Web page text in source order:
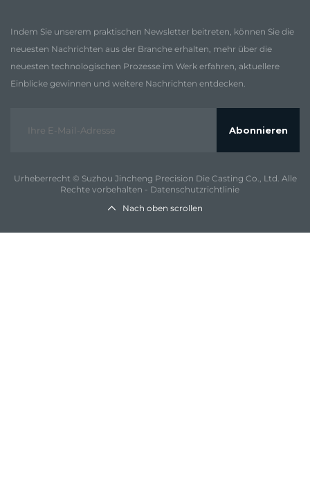
Indem Sie unserem praktischen Newsletter beitreten, können Sie die
neuesten Nachrichten aus der Branche erhalten, mehr über die
neuesten technologischen Prozesse im Werk erfahren, aktuellere
Einblicke gewinnen und weitere Nachrichten entdecken.
Abonnieren
Urheberrecht © Suzhou Jincheng Precision Die Casting Co., Ltd. Alle
Rechte vorbehalten - Datenschutzrichtlinie
Nach oben scrollen